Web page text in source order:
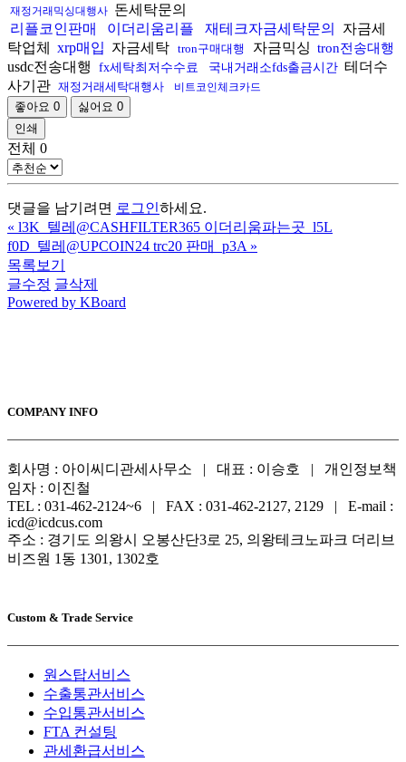
재정거래믹싱대행사 돈세탁문의
리플코인판매
이더리움리플 재테크자금세탁문의
자금세
탁업체
xrp매입 자금세탁 tron구매대행 자금믹싱 tron전송대행
usdc전송대행 fx세탁최저수수료 국내거래소fds출금시간 테더수
사기관 재정거래세탁대행사 비트코인체크카드
좋아요 0 싫어요 0
인쇄
전체 0
댓글을 남기려면 로그인하세요.
« l3K_텔레@CASHFILTER365 이더리움파는곳_l5L
f0D_텔레@UPCOIN24 trc20 판매_p3A »
목록보기
글수정 글삭제
Powered by KBoard
COMPANY INFO
회사명 : 아이씨디관세사무소 | 대표 : 이승호 | 개인정보책
임자 : 이진철
TEL : 031-462-2124~6 | FAX : 031-462-2127, 2129 | E-mail :
icd@icdcus.com
주소 : 경기도 의왕시 오봉산단3로 25, 의왕테크노파크 더리브
비즈원 1동 1301, 1302호
Custom & Trade Service
원스탑서비스
수출통관서비스
수입통관서비스
FTA 컨설팅
관세환급서비스